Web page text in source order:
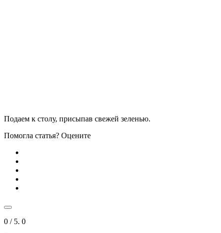
Подаем к столу, присыпав свежей зеленью.
Помогла статья? Оцените
0 / 5. 0